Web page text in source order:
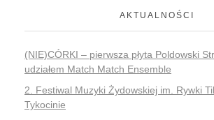
AKTUALNOŚCI
(NIE)CÓRKI – pierwsza płyta Poldowski
udziałem Match Match Ensemble
2. Festiwal Muzyki Żydowskiej im. Rywki
Tykocinie